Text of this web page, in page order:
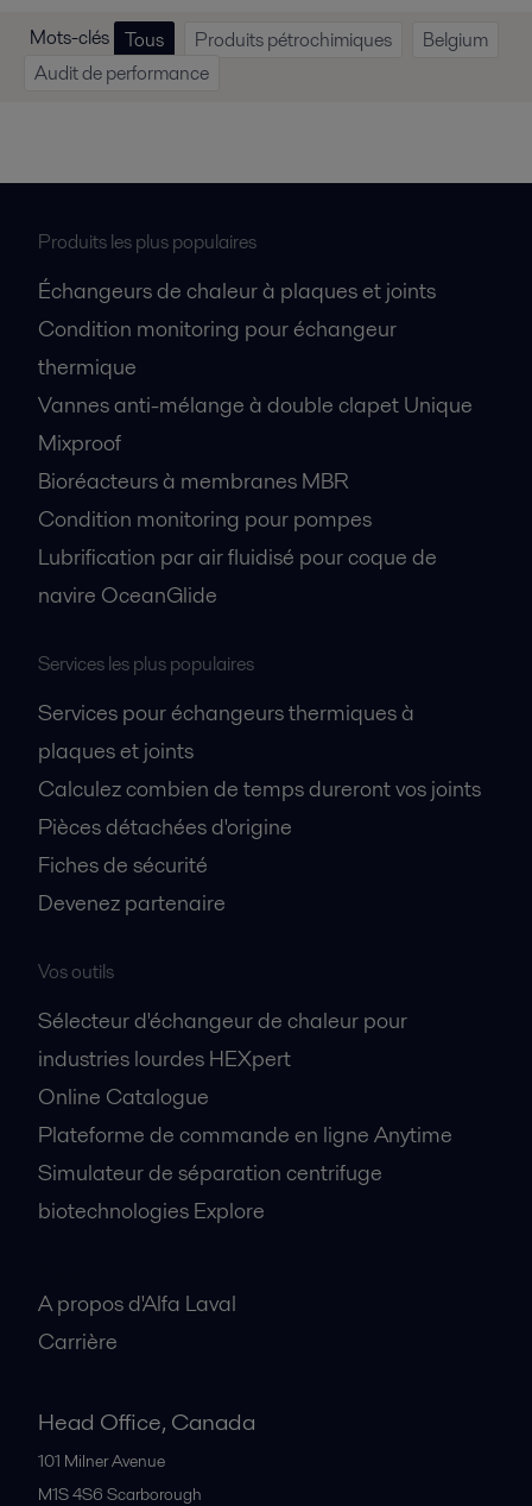
Mots-clés Tous Produits pétrochimiques
Belgium
Audit de performance
Produits les plus populaires
Échangeurs de chaleur à plaques et joints
Condition monitoring pour échangeur
thermique
Vannes anti-mélange à double clapet Unique
Mixproof
Bioréacteurs à membranes MBR
Condition monitoring pour pompes
Lubrification par air fluidisé pour coque de
navire OceanGlide
Services les plus populaires
Services pour échangeurs thermiques à
plaques et joints
Calculez combien de temps dureront vos joints
Pièces détachées d'origine
Fiches de sécurité
Devenez partenaire
Vos outils
Sélecteur d'échangeur de chaleur pour
industries lourdes HEXpert
Online Catalogue
Plateforme de commande en ligne Anytime
Simulateur de séparation centrifuge
biotechnologies Explore
A propos d'Alfa Laval
Carrière
Head Office, Canada
101 Milner Avenue
M1S 4S6 Scarborough